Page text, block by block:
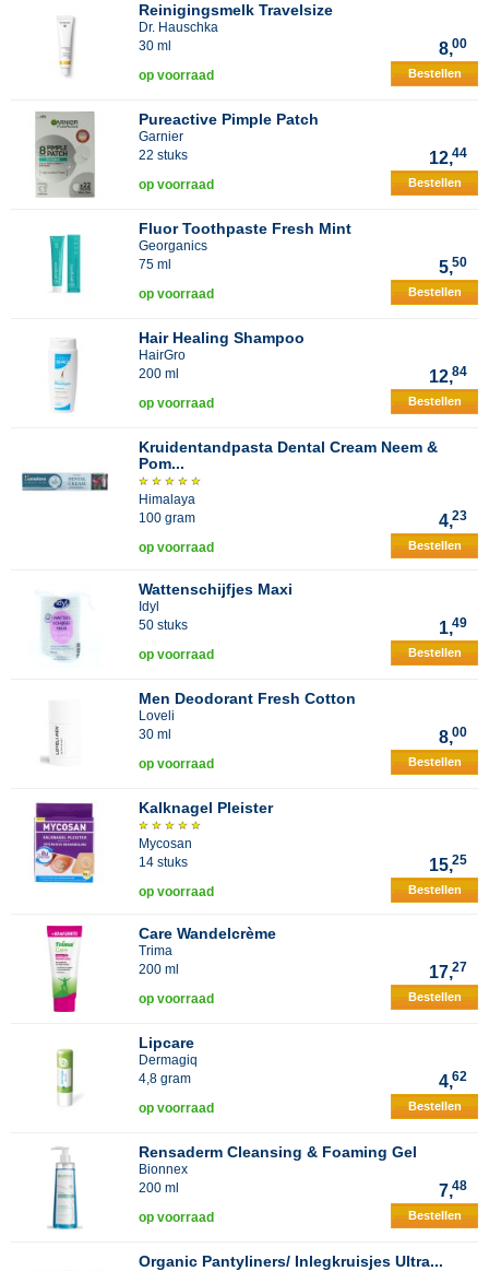
Reinigingsmelk Travelsize
Dr. Hauschka
30 ml
8,00
op voorraad Bestellen
Pureactive Pimple Patch
Garnier
22 stuks
12,44
op voorraad Bestellen
Fluor Toothpaste Fresh Mint
Georganics
75 ml
5,50
op voorraad Bestellen
Hair Healing Shampoo
HairGro
200 ml
12,84
op voorraad Bestellen
Kruidentandpasta Dental Cream Neem &
Pom...
Himalaya
100 gram
4,23
op voorraad Bestellen
Wattenschijfjes Maxi
Idyl
50 stuks
1,49
op voorraad Bestellen
Men Deodorant Fresh Cotton
Loveli
30 ml
8,00
op voorraad Bestellen
Kalknagel Pleister
Mycosan
14 stuks
15,25
op voorraad Bestellen
Care Wandelcrème
Trima
200 ml
17,27
op voorraad Bestellen
Lipcare
Dermagiq
4,8 gram
4,62
op voorraad Bestellen
Rensaderm Cleansing & Foaming Gel
Bionnex
200 ml
7,48
op voorraad Bestellen
Organic Pantyliners/ Inlegkruisjes Ultra...